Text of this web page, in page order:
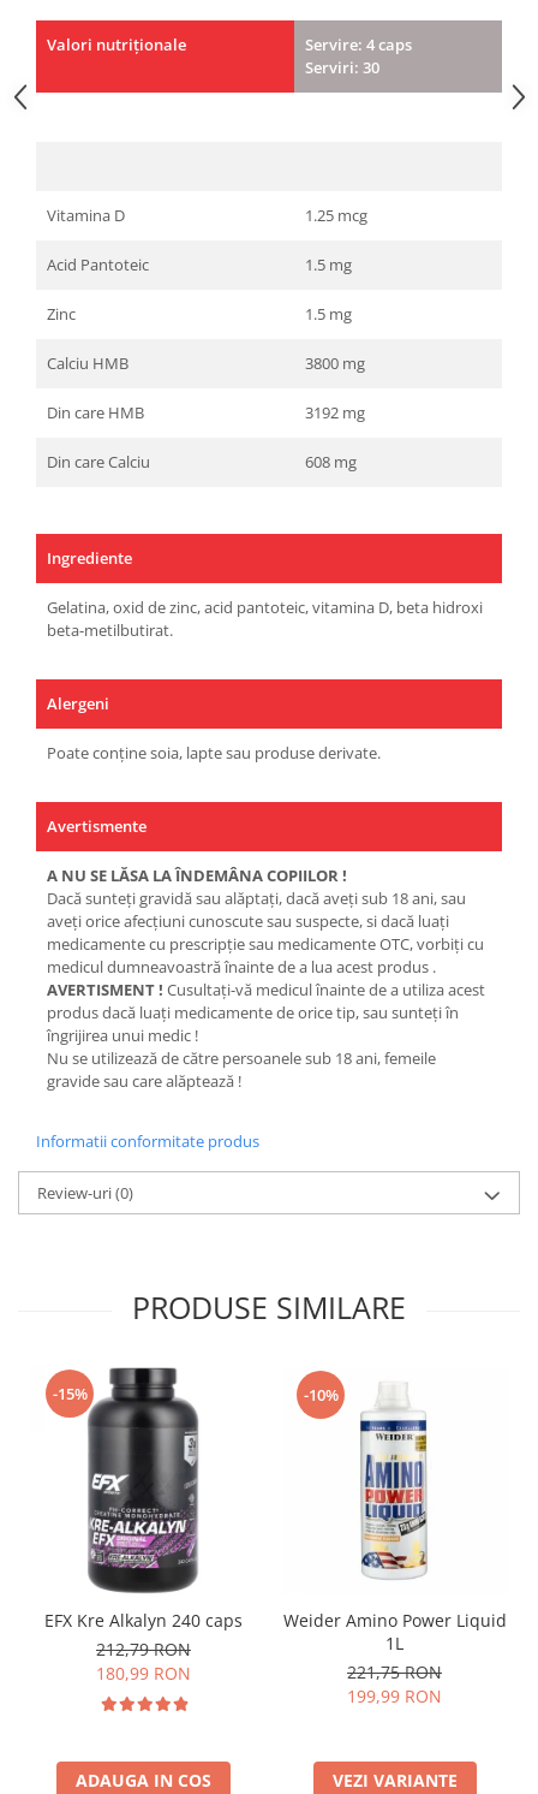
Valori nutriționale
Servire: 4 caps
Serviri: 30
Vitamina D 1.25 mcg
Acid Pantoteic 1.5 mg
Zinc 1.5 mg
Calciu HMB 3800 mg
Din care HMB 3192 mg
Din care Calciu 608 mg
Ingrediente
Gelatina, oxid de zinc, acid pantoteic, vitamina D, beta hidroxi
beta-metilbutirat.
Alergeni
Poate conține soia, lapte sau produse derivate.
Avertismente
A NU SE LĂSA LA ÎNDEMÂNA COPIILOR !
Dacă sunteţi gravidă sau alăptaţi, dacă aveţi sub 18 ani, sau
aveţi orice afecţiuni cunoscute sau suspecte, si dacă luaţi
medicamente cu prescripţie sau medicamente OTC, vorbiţi cu
medicul dumneavoastră înainte de a lua acest produs .
AVERTISMENT ! Cusultaţi-vă medicul înainte de a utiliza acest
produs dacă luaţi medicamente de orice tip, sau sunteţi în
îngrijirea unui medic !
Nu se utilizează de către persoanele sub 18 ani, femeile
gravide sau care alăptează !
Informatii conformitate produs
Review-uri(0)
PRODUSE SIMILARE
-15%
EFX Kre Alkalyn 240 caps
212,79 RON
180,99 RON
ADAUGA IN COS
-10%
Weider Amino Power Liquid
1L
221,75 RON
199,99 RON
VEZI VARIANTE